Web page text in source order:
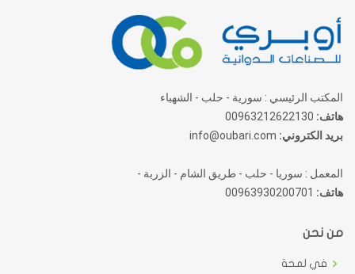
المكتب الرئيسي : سورية - حلب - الشهباء
هاتف:
بريد الكتروني:
المعمل : سوريا - حلب - طريق الشام - الزربة -
هاتف:
من نحن
في لمحة